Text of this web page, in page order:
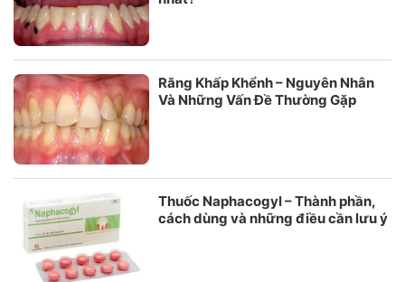
Răng Khấp Khểnh – Nguyên Nhân
Và Những Vấn Đề Thường Gặp
Thuốc Naphacogyl – Thành phần,
cách dùng và những điều cần lưu ý